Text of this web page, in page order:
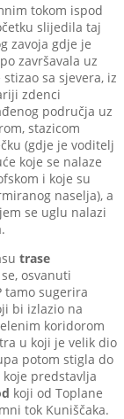
tokom ispod
slijedila taj
zavoja gdje je
završavala uz
sa sjevera, iz
zdenci
područja uz
stazicom
(gdje je voditelj
koje se nalaze
i koje su
naselja), a
se uglu nalazi
trase
osvanuti
tamo sugerira
bi izlazio na
koridorom
u koji je velik dio
potom stigla do
predstavlja
koji od Toplane
tok Kuniščaka.